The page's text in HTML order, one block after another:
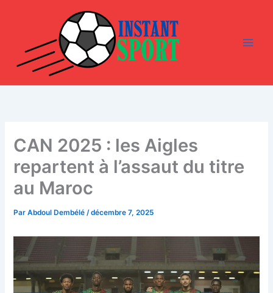
CAN 2025 : les Aigles
repartent à l’assaut du titre
au Maroc
ParAbdoul Dembélé/décembre 7, 2025